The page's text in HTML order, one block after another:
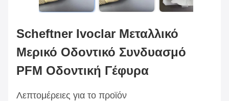
Scheftner Ivoclar Μεταλλικό
Μερικό Οδοντικό Συνδυασμό
PFM Οδοντική Γέφυρα
Λεπτομέρειες για το προϊόν